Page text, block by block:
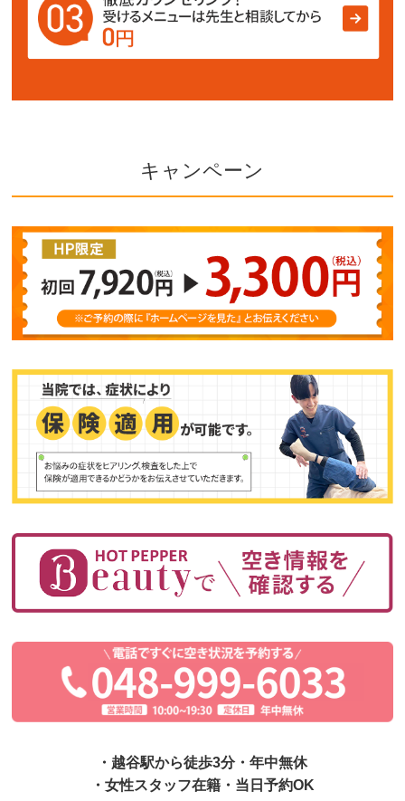
キャンペーン
・越谷駅から徒歩3分・年中無休
・女性スタッフ在籍・当日予約OK